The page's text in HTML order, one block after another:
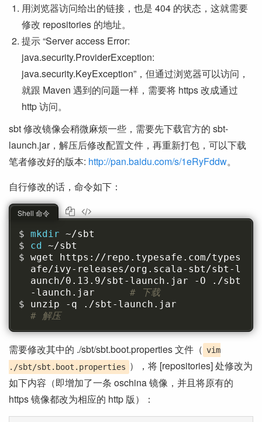
用浏览器访问给出的链接，也是 404 的状态，这就需要
修改 repositories 的地址。
提示 “Server access Error:
java.security.ProviderException:
java.security.KeyException”，但通过浏览器可以访问，
就跟 Maven 遇到的问题一样，需要将 https 改成通过
http 访问。
sbt 修改镜像会稍微麻烦一些，需要先下载官方的 sbt-
launch.jar，解压后修改配置文件，再重新打包，可以下载
笔者修改好的版本: http://pan.baidu.com/s/1eRyFddw。
自行修改的话，命令如下：
mkdir ~/sbt
cd ~/sbt
wget https://repo.typesafe.com/types
afe/ivy-releases/org.scala-sbt/sbt-l
aunch/0.13.9/sbt-launch.jar -O ./sbt
-launch.jar # 下载
# 解压
Shell 命令
需要修改其中的 ./sbt/sbt.boot.properties 文件（ vim
./sbt/sbt.boot.properties ），将 [repositories] 处修改为
如下内容（即增加了一条 oschina 镜像，并且将原有的
https 镜像都改为相应的 http 版）：